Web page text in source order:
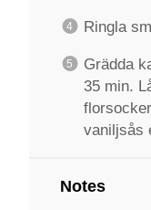
Ringla
Grädda
35 min.
vaniljsås
Notes